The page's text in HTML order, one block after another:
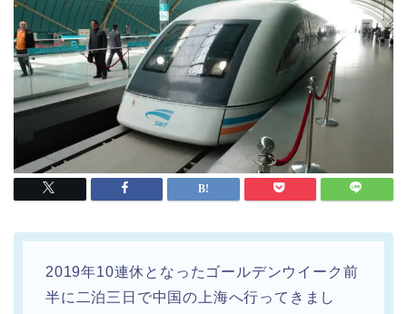
2019年10連休となったゴールデンウイーク前
半に二泊三日で中国の上海へ行ってきまし